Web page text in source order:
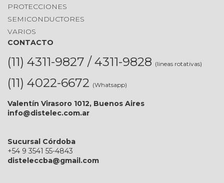
PROTECCIONES
SEMICONDUCTORES
VARIOS
CONTACTO
(11) 4311-9827 / 4311-9828 (lineas rotativas)
(11) 4022-6672 (Whatsapp)
Valentín Virasoro 1012, Buenos Aires
info@distelec.com.ar
Sucursal Córdoba
+54 9 3541 55-4843
disteleccba@gmail.com